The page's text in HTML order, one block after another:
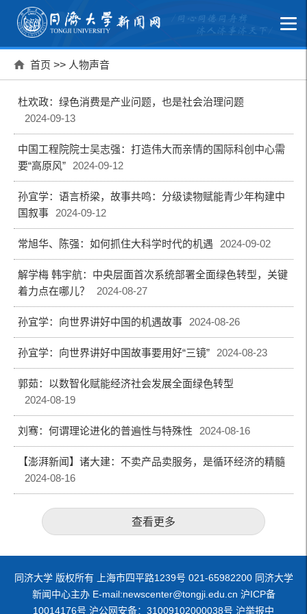
首页 >> 人物声音
杜欢政：绿色消费是产业问题，也是社会治理问题
2024-09-13
中国工程院院士吴志强：打造伟大而亲情的国际科创中心需
要“高原风”
2024-09-12
孙宜学：语言桥梁，故事共鸣：分级读物赋能青少年构建中
国叙事
2024-09-12
常旭华、陈强：如何抓住大科学时代的机遇 2024-09-02
解学梅 韩宇航：中央层面首次系统部署全面绿色转型，关键
着力点在哪儿？
2024-08-27
孙宜学：向世界讲好中国的机遇故事 2024-08-26
孙宜学：向世界讲好中国故事要用好“三镜” 2024-08-23
郭茹：以数智化赋能经济社会发展全面绿色转型
2024-08-19
刘骞：何谓理论进化的普遍性与特殊性 2024-08-16
【澎湃新闻】诸大建：不卖产品卖服务，是循环经济的精髓
2024-08-16
查看更多
同济大学 版权所有 上海市四平路1239号 021-65982200 同济大学
新闻中心主办 E-mail:newscenter@tongji.edu.cn 沪ICP备
10014176号 沪公网安备：31009102000038号 沪举报中